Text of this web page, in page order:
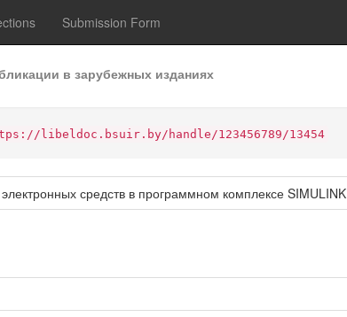
Submission Form
в зарубежных изданиях
libeldoc.bsuir.by/handle/123456789/13454
средств в программном комплексе SIMULINK